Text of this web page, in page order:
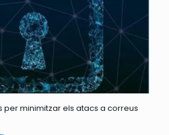
per minimitzar els atacs a correus